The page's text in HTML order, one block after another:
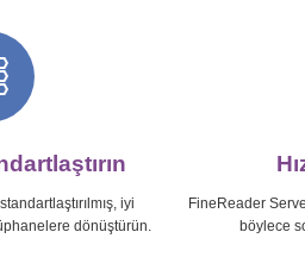
iyi
dönüştürün.
FineReader
böylece